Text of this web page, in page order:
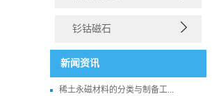
钐钴磁石
新闻资讯
稀土永磁材料的分类与制备工...